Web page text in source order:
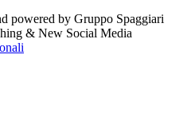
powered by Gruppo Spaggiari
& New Social Media